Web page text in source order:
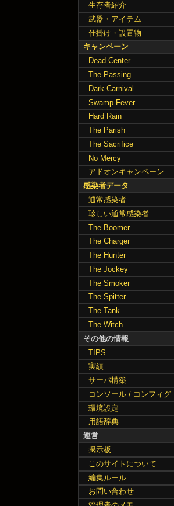
生存者紹介
武器・アイテム
仕掛け・設置物
キャンペーン
Dead Center
The Passing
Dark Carnival
Swamp Fever
Hard Rain
The Parish
The Sacrifice
No Mercy
アドオンキャンペーン
感染者データ
通常感染者
珍しい通常感染者
The Boomer
The Charger
The Hunter
The Jockey
The Smoker
The Spitter
The Tank
The Witch
その他の情報
TIPS
実績
サーバ構築
コンソール / コンフィグ
環境設定
用語辞典
運営
掲示板
このサイトについて
編集ルール
お問い合わせ